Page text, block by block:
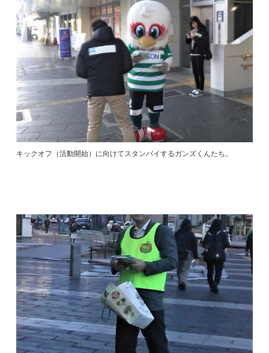
キックオフ（活動開始）に向けてスタンバイするガンズくんたち。